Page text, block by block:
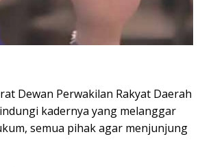
Dewan Perwakilan Rakyat Daerah
kadernya yang melanggar
semua pihak agar menjunjung